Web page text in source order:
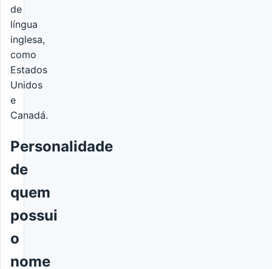
de
língua
inglesa,
como
Estados
Unidos
e
Canadá.
Personalidade
de
quem
possui
o
nome